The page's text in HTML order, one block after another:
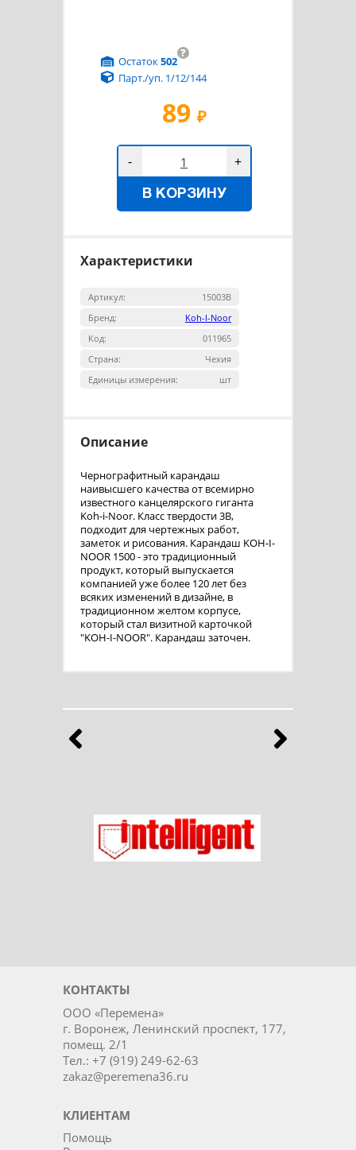
89 ₽
?
Остаток502
Парт./уп. 1/12/144
- +
В КОРЗИНУ
Характеристики
Артикул:
15003В
Бренд:
Koh-I-Noor
Код:
011965
Страна:
Чехия
Единицы измерения:
шт
Описание
Чернографитный карандаш
наивысшего качества от всемирно
известного канцелярского гиганта
Koh-i-Noor. Класс твердости 3B,
подходит для чертежных работ,
заметок и рисования. Карандаш KOH-I-
NOOR 1500 - это традиционный
продукт, который выпускается
компанией уже более 120 лет без
всяких изменений в дизайне, в
традиционном желтом корпусе,
который стал визитной карточкой
"KOH-I-NOOR". Карандаш заточен.
Бренды
Выберите продукты любимого бренда
Intelligent
КОНТАКТЫ
ООО «Перемена»
г. Воронеж, Ленинский проспект, 177,
помещ. 2/1
Тел.: +7 (919) 249-62-63
zakaz@peremena36.ru
КЛИЕНТАМ
Помощь